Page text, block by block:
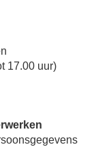
17.00 uur)